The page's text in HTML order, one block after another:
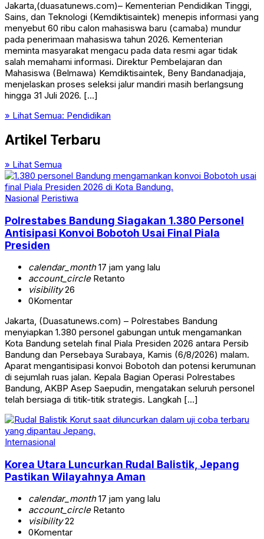
Jakarta,(duasatunews.com)– Kementerian Pendidikan Tinggi,
Sains, dan Teknologi (Kemdiktisaintek) menepis informasi yang
menyebut 60 ribu calon mahasiswa baru (camaba) mundur
pada penerimaan mahasiswa tahun 2026. Kementerian
meminta masyarakat mengacu pada data resmi agar tidak
salah memahami informasi. Direktur Pembelajaran dan
Mahasiswa (Belmawa) Kemdiktisaintek, Beny Bandanadjaja,
menjelaskan proses seleksi jalur mandiri masih berlangsung
hingga 31 Juli 2026. […]
» Lihat Semua: Pendidikan
Artikel Terbaru
» Lihat Semua
Nasional Peristiwa
Polrestabes Bandung Siagakan 1.380 Personel
Antisipasi Konvoi Bobotoh Usai Final Piala
Presiden
calendar_month17 jam yang lalu
account_circleRetanto
visibility26
0Komentar
Jakarta, (Duasatunews.com) – Polrestabes Bandung
menyiapkan 1.380 personel gabungan untuk mengamankan
Kota Bandung setelah final Piala Presiden 2026 antara Persib
Bandung dan Persebaya Surabaya, Kamis (6/8/2026) malam.
Aparat mengantisipasi konvoi Bobotoh dan potensi kerumunan
di sejumlah ruas jalan. Kepala Bagian Operasi Polrestabes
Bandung, AKBP Asep Saepudin, mengatakan seluruh personel
telah bersiaga di titik-titik strategis. Langkah […]
Internasional
Korea Utara Luncurkan Rudal Balistik, Jepang
Pastikan Wilayahnya Aman
calendar_month17 jam yang lalu
account_circleRetanto
visibility22
0Komentar